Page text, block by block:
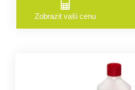
Zobrazit vaši cenu